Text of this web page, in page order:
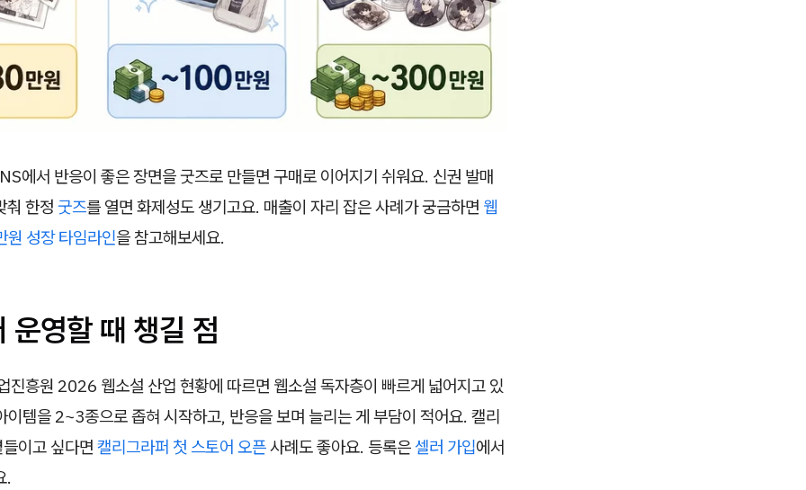
에서 반응이 좋은 장면을 굿즈로 만들면 구매로 이어지기 쉬워요. 신권 발매
춰 한정 굿즈를 열면 화제성도 생기고요. 매출이 자리 잡은 사례가 궁금하면 웹
성장 타임라인을 참고해보세요.
운영할 때 챙길 점
진흥원 2026 웹소설 산업 현황에 따르면 웹소설 독자층이 빠르게 넓어지고 있
이템을 2~3종으로 좁혀 시작하고, 반응을 보며 늘리는 게 부담이 적어요. 캘리
이고 싶다면 캘리그라퍼 첫 스토어 오픈사례도 좋아요. 등록은 셀러 가입에서
.